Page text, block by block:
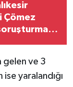
Çömez
gelen ve 3
yaralandığı